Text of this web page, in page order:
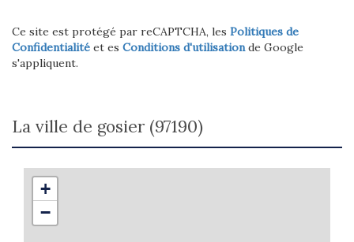
Ce site est protégé par reCAPTCHA, les Politiques de
Confidentialité et es Conditions d'utilisationde Google
s'appliquent.
la ville de gosier (97190)
+
−